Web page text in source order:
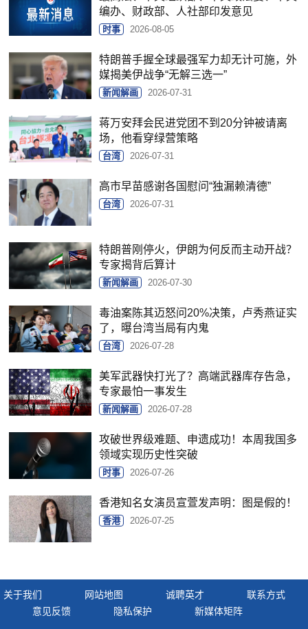
编办、财政部、人社部印发意见
时事 2026-08-05
特朗普手握全球最强军力却无计可施，外
媒揭美伊战争“无解三选一”
新闻解画 2026-07-31
蒋万安拜会民进党团不到20分钟被请离
场，他看穿绿营策略
台湾 2026-07-31
高市早苗感谢各国慰问“独漏赖清德”
台湾 2026-07-31
特朗普刚停火，伊朗为何反而主动开战？
专家揭背后算计
新闻解画 2026-07-30
毒油案陈其迈怒问20%决策，卢秀燕证实
了，曝台湾当局有内鬼
台湾 2026-07-28
美军武器快打光了？高端武器库存告急，
专家最怕一事发生
新闻解画 2026-07-28
攻破世界级难题、申遗成功！本周我国多
领域实现历史性突破
时事 2026-07-26
香港知名女演员宣萱发声明：图是假的！
香港 2026-07-25
关于我们 网站地图 诚聘英才
联系方式
意见反馈
隐私保护 新媒体矩阵